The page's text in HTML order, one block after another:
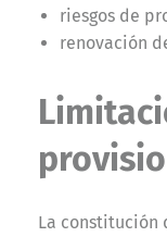
riesgos de
renovación
La constitución